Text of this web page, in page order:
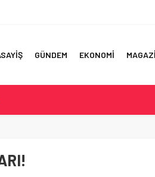
GÜNDEM EKONOMİ
5’İNCİLİK!
EN BÜYÜK HATALAR